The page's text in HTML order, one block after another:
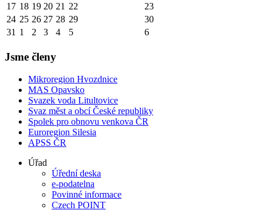
17 18 19 20 21 22
23
24 25 26 27 28 29
30
31 1 2 3 4 5 6
Jsme členy
Mikroregion Hvozdnice
MAS Opavsko
Svazek voda Litultovice
Svaz měst a obcí České republiky
Spolek pro obnovu venkova ČR
Euroregion Silesia
APSS ČR
Úřad
Úřední deska
e-podatelna
Povinné informace
Czech POINT